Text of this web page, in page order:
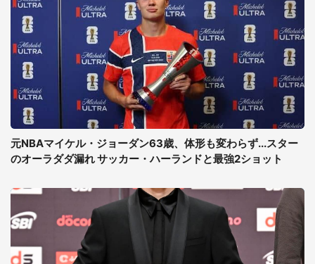
元NBAマイケル・ジョーダン63歳、体形も変わらず...スター
のオーラダダ漏れ サッカー・ハーランドと最強2ショット